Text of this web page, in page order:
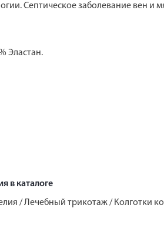
Септическое заболевание вен и
Эластан.
в каталоге
/ Лечебный трикотаж / Колготки